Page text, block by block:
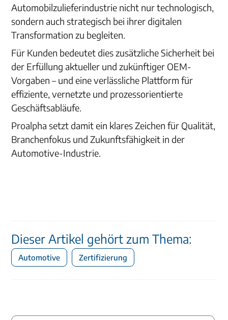
Automobilzulieferindustrie nicht nur technologisch,
sondern auch strategisch bei ihrer digitalen
Transformation zu begleiten.
Für Kunden bedeutet dies zusätzliche Sicherheit bei
der Erfüllung aktueller und zukünftiger OEM-
Vorgaben – und eine verlässliche Plattform für
effiziente, vernetzte und prozessorientierte
Geschäftsabläufe.
Proalpha setzt damit ein klares Zeichen für Qualität,
Branchenfokus und Zukunftsfähigkeit in der
Automotive-Industrie.
Dieser Artikel gehört zum Thema:
Automotive Zertifizierung